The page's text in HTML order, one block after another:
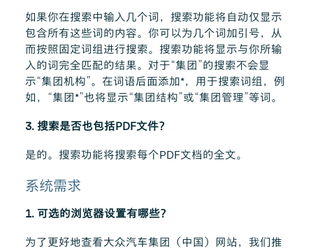
如果你在搜索中输入几个词，搜索功能将自动仅显示
包含所有这些词的内容。你可以为几个词加引号，从
而按照固定词组进行搜索。搜索功能将显示与你所输
入的词完全匹配的结果。对于“集团”的搜索不会显
示“集团机构”。在词语后面添加*，用于搜索词组，例
如，“集团*”也将显示“集团结构”或“集团管理”等词。
3. 搜索是否也包括PDF文件？
是的。搜索功能将搜索每个PDF文档的全文。
系统需求
1. 可选的浏览器设置有哪些？
为了更好地查看大众汽车集团（中国）网站，我们推